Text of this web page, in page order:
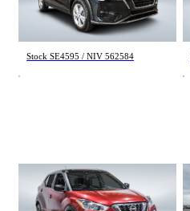
43 957 km
19 495 $
Stock SE4595 / NIV 562584
Nissan Kicks
SV 2019